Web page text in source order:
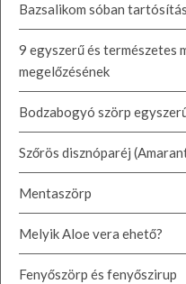
Bazsalikom sóban
9 egyszerű és természetes
megelőzésének
Bodzabogyó szörp
Szőrös disznóparéj
Mentaszörp
Melyik Aloe vera ehető?
Fenyőszörp és fenyőszirup